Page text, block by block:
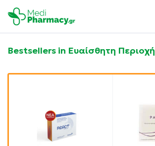
Bestsellers in Ευαίσθητη Περιοχή